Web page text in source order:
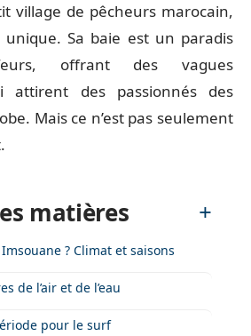
village de pêcheurs marocain,
Sa baie est un paradis
offrant des vagues
attirent des passionnés des
Mais ce n’est pas seulement
matières
? Climat et saisons
de l’air et de l’eau
pour le surf